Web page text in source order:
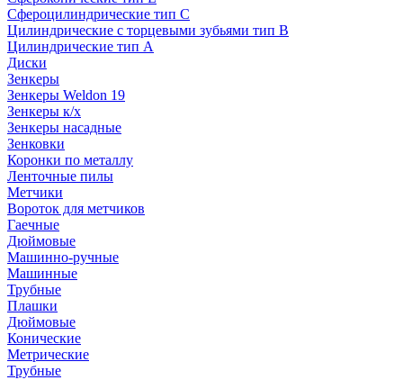
Сфероцилиндрические тип C
Цилиндрические с торцевыми зубьями тип B
Цилиндрические тип А
Диски
Зенкеры
Зенкеры Weldon 19
Зенкеры к/х
Зенкеры насадные
Зенковки
Коронки по металлу
Ленточные пилы
Метчики
Вороток для метчиков
Гаечные
Дюймовые
Машинно-ручные
Машинные
Трубные
Плашки
Дюймовые
Конические
Метрические
Трубные